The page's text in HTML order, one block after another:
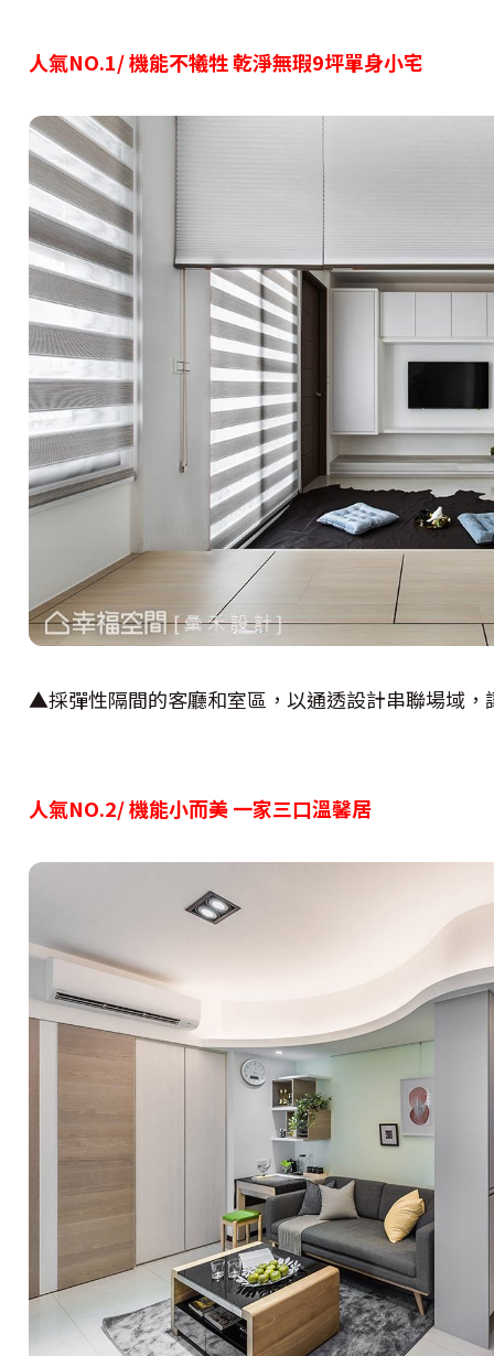
人氣NO.1/ 機能不犧牲 乾淨無瑕9坪單身小宅
▲採彈性隔間的客廳和室區，以通透設計串聯場域，
人氣NO.2/ 機能小而美 一家三口溫馨居